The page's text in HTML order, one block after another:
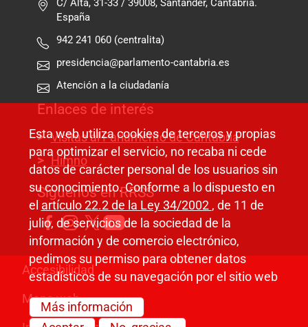
C/ Alta, 31-33 / 39008, Santander, Cantabria.
España
942 241 060 (centralita)
presidencia@parlamento-cantabria.es
Atención a la ciudadanía
Enlaces de interés
Visitas al Parlamento de Cantabria
Himno
Síguenos en RRSS
Pie de página
Accesibilidad
Mapa web
Esta web utiliza cookies de terceros y propias
para optimizar el servicio, no recaba ni cede
datos de carácter personal de los usuarios sin
su conocimiento. Conforme a lo dispuesto en
el artículo 22.2 de la Ley 34/2002 , de 11 de
julio, de servicios de la sociedad de la
información y de comercio electrónico,
pedimos su permiso para obtener datos
estadísticos de su navegación por el sitio web
Más información